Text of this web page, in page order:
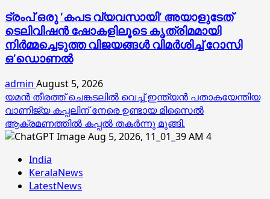
ട്രംപ് ഒരു ‘കപട വ്യവസായി’ അയാളുടേത്
ടെലിവിഷന്‍ ഷോകളിലൂടെ കൃത്രിമമായി
നിര്‍മ്മച്ചെടുത്ത വിജയങ്ങള്‍ വിമര്‍ശിച്ച് റോസി
ഒ’ഡൊണല്‍
admin August 5, 2026
യമൻ തീരത്ത് ചെങ്കടലിൽ വെച്ച് ഇന്ത്യൻ പതാകയേന്തിയ
വാണിജ്യ കപ്പലിന് നേരെ ഉണ്ടായ മിസൈൽ
ആക്രമണത്തിൽ കപ്പൽ തകർന്നു മുങ്ങി.
4
India
KeralaNews
LatestNews